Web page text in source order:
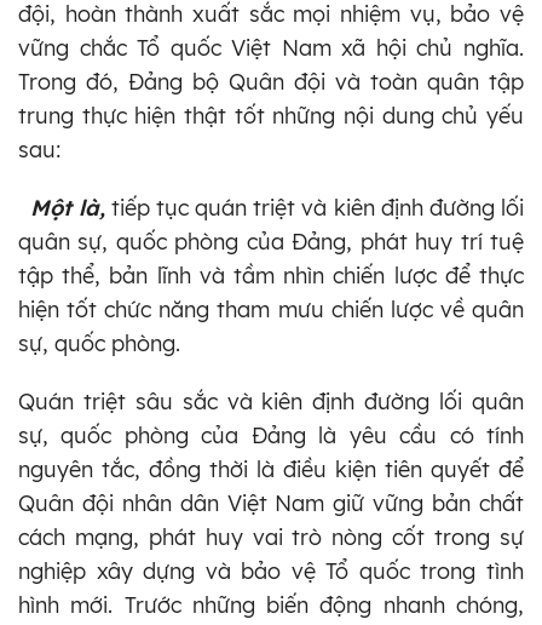
đội, hoàn thành xuất sắc mọi nhiệm vụ, bảo vệ
vững chắc Tổ quốc Việt Nam xã hội chủ nghĩa.
Trong đó, Đảng bộ Quân đội và toàn quân tập
trung thực hiện thật tốt những nội dung chủ yếu
sau:
Một là,tiếp tục quán triệt và kiên định đường lối
quân sự, quốc phòng của Đảng, phát huy trí tuệ
tập thể, bản lĩnh và tầm nhìn chiến lược để thực
hiện tốt chức năng tham mưu chiến lược về quân
sự, quốc phòng.
Quán triệt sâu sắc và kiên định đường lối quân
sự, quốc phòng của Đảng là yêu cầu có tính
nguyên tắc, đồng thời là điều kiện tiên quyết để
Quân đội nhân dân Việt Nam giữ vững bản chất
cách mạng, phát huy vai trò nòng cốt trong sự
nghiệp xây dựng và bảo vệ Tổ quốc trong tình
hình mới. Trước những biến động nhanh chóng,